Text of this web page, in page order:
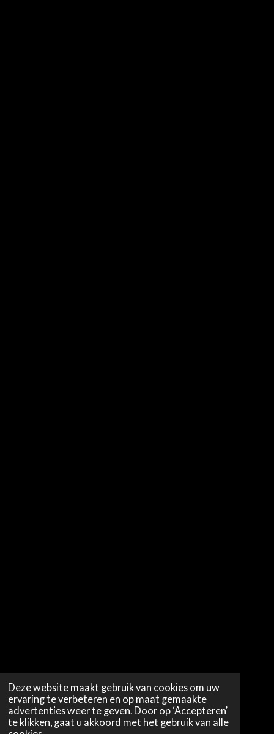
Deze website maakt gebruik van cookies om uw
ervaring te verbeteren en op maat gemaakte
advertenties weer te geven. Door op ‘Accepteren’
te klikken, gaat u akkoord met het gebruik van alle